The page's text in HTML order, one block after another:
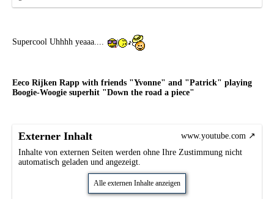
Supercool Uhhhh yeaaa....
Eeco Rijken Rapp with friends "Yvonne" and "Patrick" playing
Boogie-Woogie superhit "Down the road a piece"
Externer Inhalt
www.youtube.com
Inhalte von externen Seiten werden ohne Ihre Zustimmung nicht
automatisch geladen und angezeigt.
Alle externen Inhalte anzeigen